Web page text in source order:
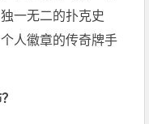
一无二的扑克史
人徽章的传奇牌手